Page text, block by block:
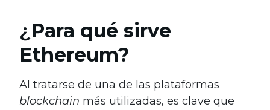
¿Para qué sirve
Ethereum?
Al tratarse de una de las plataformas
blockchain más utilizadas, es clave que